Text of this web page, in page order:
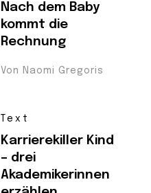
Nach dem Baby
kommt die
Rechnung
Von Naomi Gregoris
Text
Karrierekiller Kind
– drei
Akademikerinnen